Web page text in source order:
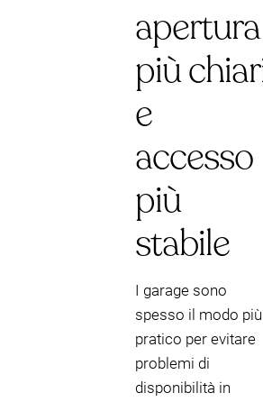
apertura
più
e
accesso
più
stabile
I garage sono
spesso il modo più
pratico per evitare
problemi di
disponibilità in